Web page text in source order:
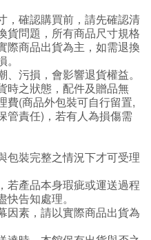
，確認購買前，請先確認清
貨問題，所有商品尺寸規格
際商品出貨為主，如需退換
污損，會影響退貨權益。
時之狀態，配件及贈品無
費(商品外包裝可自行留置,
管責任)，若有人為損傷需
包裝完整之情況下才可受理
若產品本身瑕疵或運送過程
告知處理。
因素，請以實際商品出貨為